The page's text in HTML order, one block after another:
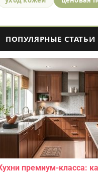
ПОПУЛЯРНЫЕ СТАТЬИ
премиум-класса: